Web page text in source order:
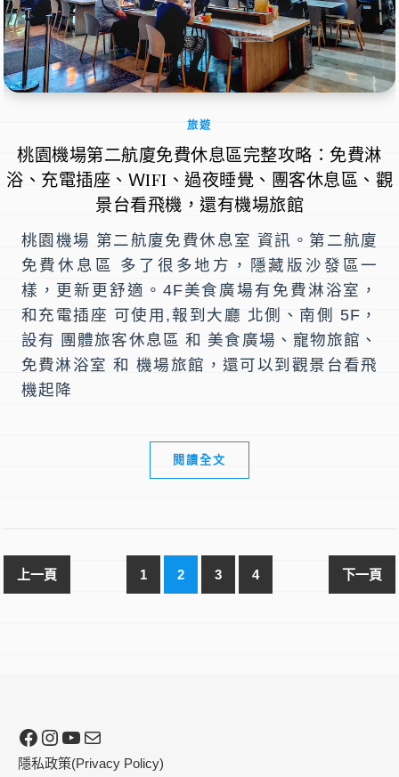
旅遊
桃園機場第二航廈免費休息區完整攻略：免費淋
浴、充電插座、ＷIFI、過夜睡覺、團客休息區、觀
景台看飛機，還有機場旅館
桃園機場 第二航廈免費休息室 資訊。第二航廈
免費休息區 多了很多地方，隱藏版沙發區一
樣，更新更舒適。4F美食廣場有免費淋浴室，
和充電插座 可使用,報到大廳 北側、南側 5F，
設有 團體旅客休息區 和 美食廣場、寵物旅館、
免費淋浴室 和 機場旅館，還可以到觀景台看飛
機起降
閱讀全文
1 2 3 4
Facebook
Instagram
YouTube電子郵件
隱私政策(Privacy Policy)